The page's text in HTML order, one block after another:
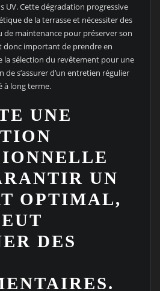
UV. Cette dégradation progressive
de la terrasse et nécessiter des
maintenance pour préserver son
donc important de prendre en
la sélection du revêtement pour une
s’assurer d’un entretien régulier
à long terme.
UNE
UN
OPTIMAL,
DES